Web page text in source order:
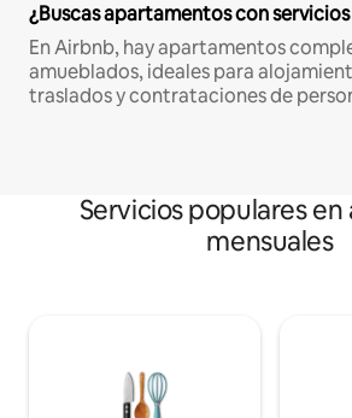
¿Buscas apartamentos con
En Airbnb, hay apartamentos
amueblados, ideales para
traslados y contrataciones de
Servicios populares en
mensuales